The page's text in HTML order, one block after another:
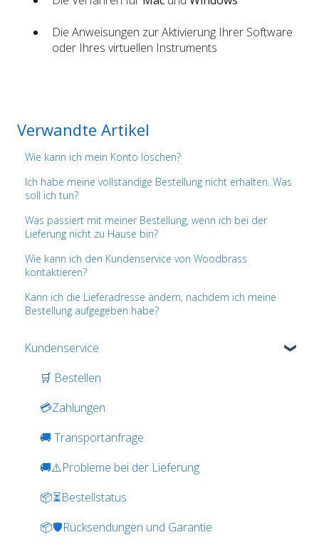
Die Anweisungen zur Aktivierung Ihrer Software
oder Ihres virtuellen Instruments
Verwandte Artikel
Wie kann ich mein Konto löschen?
Ich habe meine vollständige Bestellung nicht erhalten. Was
soll ich tun?
Was passiert mit meiner Bestellung, wenn ich bei der
Lieferung nicht zu Hause bin?
Wie kann ich den Kundenservice von Woodbrass
kontaktieren?
Kann ich die Lieferadresse ändern, nachdem ich meine
Bestellung aufgegeben habe?
Kundenservice
🛒 Bestellen
💳Zahlungen
🚚 Transportanfrage
🚚⚠️Probleme bei der Lieferung
📦⏳Bestellstatus
📦🛡️Rücksendungen und Garantie